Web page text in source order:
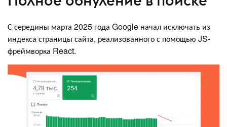
С середины марта 2025 года Google начал исключать из
индекса страницы сайта, реализованного с помощью JS-
фреймворка React.